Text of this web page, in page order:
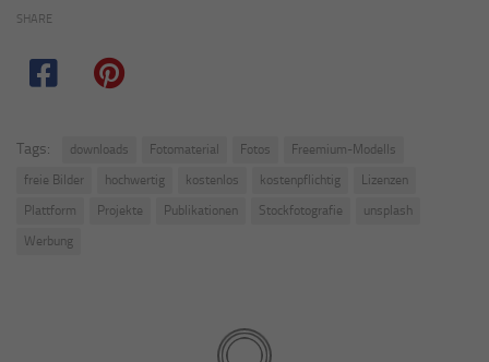
SHARE
Tags: downloads Fotomaterial Fotos
Freemium-Modells
freie Bilder
hochwertig kostenlos kostenpflichtig
Lizenzen
Plattform
Projekte Publikationen Stockfotografie
unsplash
Werbung